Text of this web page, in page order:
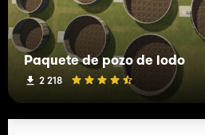
Paquete de pozo de lodo
2 218